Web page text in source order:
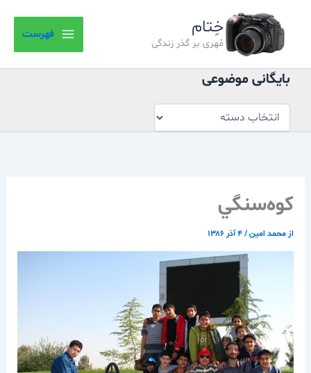
خِتام
مُهری بر گذر زندگی
فهرست
بایگانی موضوعی
موضوعی
كوه‌سنگي
از محمد امین/۴ آذر ۱۳۸۶